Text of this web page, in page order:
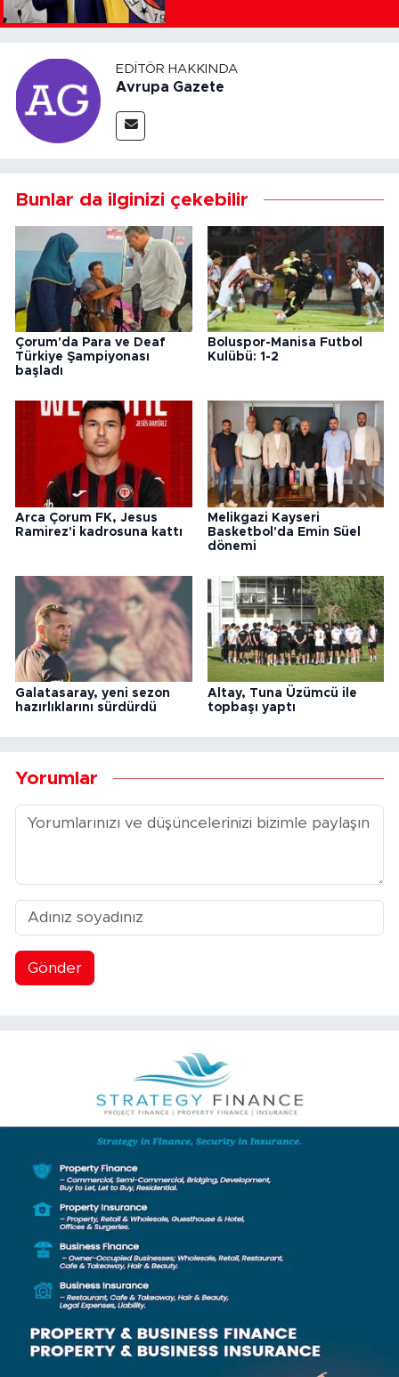
EDITÖR HAKKINDA
Avrupa Gazete
Bunlar da ilginizi çekebilir
Çorum'da Para ve Deaf
Türkiye Şampiyonası
başladı
Boluspor-Manisa Futbol
Kulübü: 1-2
Arca Çorum FK, Jesus
Ramirez'i kadrosuna kattı
Melikgazi Kayseri
Basketbol'da Emin Süel
dönemi
Galatasaray, yeni sezon
hazırlıklarını sürdürdü
Altay, Tuna Üzümcü ile
topbaşı yaptı
Yorumlar
Gönder